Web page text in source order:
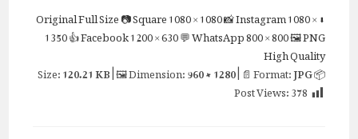
⬇ Original
Full Size📷 Square1080 × 1080📸 Instagram1080 ×
1350👍 Facebook1200 × 630💬 WhatsApp800 × 800🖼 PNG
High Quality
📦 Size:
120.21 KB| 🖼 Dimension:960 × 1280| 📄 Format:JPG
Post Views:378